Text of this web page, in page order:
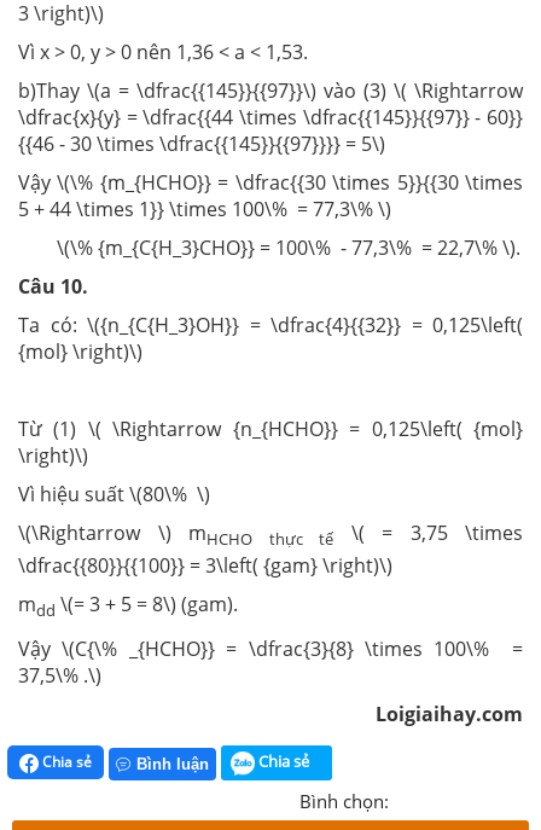
3 \right)\)
Vì x > 0, y > 0 nên 1,36 < a < 1,53.
b)Thay \(a = \dfrac{{145}}{{97}}\) vào (3) \( \Rightarrow
\dfrac{x}{y} = \dfrac{{44 \times \dfrac{{145}}{{97}} - 60}}
{{46 - 30 \times \dfrac{{145}}{{97}}}} = 5\)
Vậy \(\% {m_{HCHO}} = \dfrac{{30 \times 5}}{{30 \times
5 + 44 \times 1}} \times 100\% = 77,3\% \)
\(\% {m_{C{H_3}CHO}} = 100\% - 77,3\% = 22,7\% \).
Câu 10.
Ta có: \({n_{C{H_3}OH}} = \dfrac{4}{{32}} = 0,125\left(
{mol} \right)\)
Từ (1) \( \Rightarrow {n_{HCHO}} = 0,125\left( {mol}
\right)\)
Vì hiệu suất \(80\% \)
\(\Rightarrow \) mHCHO thực tế
\( = 3,75 \times
\dfrac{{80}}{{100}} = 3\left( {gam} \right)\)
mdd \(= 3 + 5 = 8\) (gam).
Vậy \(C{\% _{HCHO}} = \dfrac{3}{8} \times 100\% =
37,5\% .\)
Loigiaihay.com
Chia sẻ Bình luận Chia sẻ
Bình chọn: